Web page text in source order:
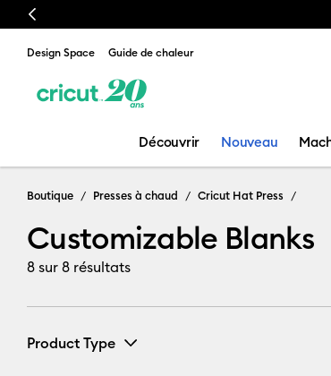
Previous
Design Space Guide de chaleur
Découvrir Nouveau
Boutique Presses à chaud Cricut Hat Press
Customizable Blanks
8 sur 8 résultats
Product Type